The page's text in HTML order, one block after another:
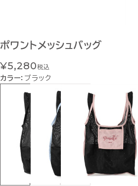
ポワントメッシュバッグ
¥5,280税込
カラー： ブラック